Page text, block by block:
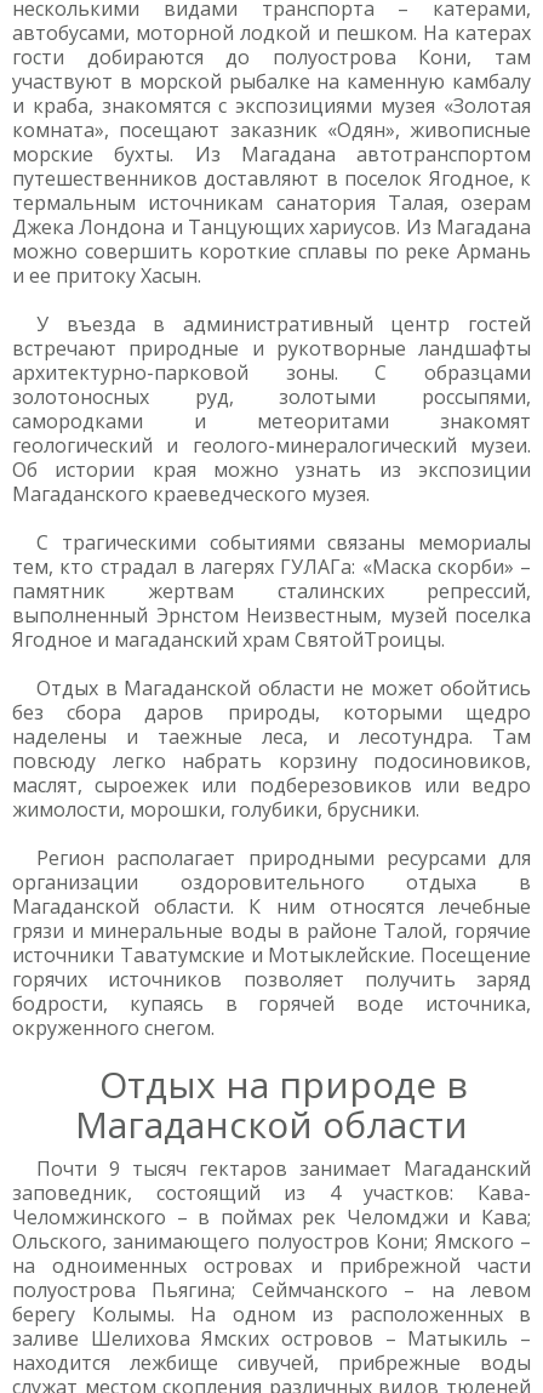
несколькими видами транспорта – катерами,
автобусами, моторной лодкой и пешком. На катерах
гости добираются до полуострова Кони, там
участвуют в морской рыбалке на каменную камбалу
и краба, знакомятся с экспозициями музея «Золотая
комната», посещают заказник «Одян», живописные
морские бухты. Из Магадана автотранспортом
путешественников доставляют в поселок Ягодное, к
термальным источникам санатория Талая, озерам
Джека Лондона и Танцующих хариусов. Из Магадана
можно совершить короткие сплавы по реке Армань
и ее притоку Хасын.
У въезда в административный центр гостей
встречают природные и рукотворные ландшафты
архитектурно-парковой зоны. С образцами
золотоносных руд, золотыми россыпями,
самородками и метеоритами знакомят
геологический и геолого-минералогический музеи.
Об истории края можно узнать из экспозиции
Магаданского краеведческого музея.
С трагическими событиями связаны мемориалы
тем, кто страдал в лагерях ГУЛАГа: «Маска скорби» –
памятник жертвам сталинских репрессий,
выполненный Эрнстом Неизвестным, музей поселка
Ягодное и магаданский храм СвятойТроицы.
Отдых в Магаданской области не может обойтись
без сбора даров природы, которыми щедро
наделены и таежные леса, и лесотундра. Там
повсюду легко набрать корзину подосиновиков,
маслят, сыроежек или подберезовиков или ведро
жимолости, морошки, голубики, брусники.
Регион располагает природными ресурсами для
организации оздоровительного отдыха в
Магаданской области. К ним относятся лечебные
грязи и минеральные воды в районе Талой, горячие
источники Таватумские и Мотыклейские. Посещение
горячих источников позволяет получить заряд
бодрости, купаясь в горячей воде источника,
окруженного снегом.
Отдых на природе в
Магаданской области
Почти 9 тысяч гектаров занимает Магаданский
заповедник, состоящий из 4 участков: Кава-
Челомжинского – в поймах рек Челомджи и Кава;
Ольского, занимающего полуостров Кони; Ямского –
на одноименных островах и прибрежной части
полуострова Пьягина; Сеймчанского – на левом
берегу Колымы. На одном из расположенных в
заливе Шелихова Ямских островов – Матыкиль –
находится лежбище сивучей, прибрежные воды
служат местом скопления различных видов тюленей